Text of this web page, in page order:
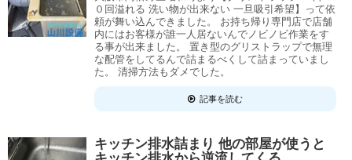
０回溢れる 洗い物が出来ない 一旦吸引希望】って依
頼が舞い込んできました。 お持ち帰り専門店で店舗
内にはお客様が誰一人居ないんでノビノビ作業をす
る事が出来ました。 置き型のグリストラップで無理
な配管をしてるんで詰まるべくして詰まっていまし
た。 清掃方法もダメでした。
記事を読む
キッチン排水詰まり 他の部屋が使うと